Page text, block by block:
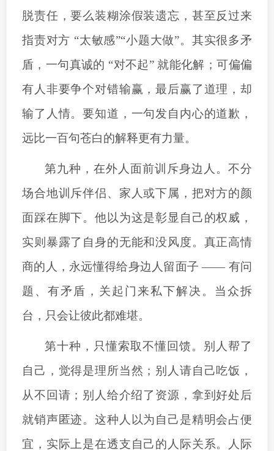
脱责任，要么装糊涂假装遗忘，甚至反过来
指责对方 “太敏感”“小题大做”。其实很多矛
盾，一句真诚的 “对不起” 就能化解；可偏偏
有人非要争个对错输赢，最后赢了道理，却
输了人情。要知道，一句发自内心的道歉，
远比一百句苍白的解释更有力量。
第九种，在外人面前训斥身边人。不分
场合地训斥伴侣、家人或下属，把对方的颜
面踩在脚下。他以为这是彰显自己的权威，
实则暴露了自身的无能和没风度。真正高情
商的人，永远懂得给身边人留面子 —— 有问
题、有矛盾，关起门来私下解决。当众拆
台，只会让彼此都难堪。
第十种，只懂索取不懂回馈。别人帮了
自己，觉得是理所当然；别人请自己吃饭，
从不回请；别人给介绍了资源，拿到好处后
就销声匿迹。这种人以为自己是精明会占便
宜，实际上是在透支自己的人际关系。人际